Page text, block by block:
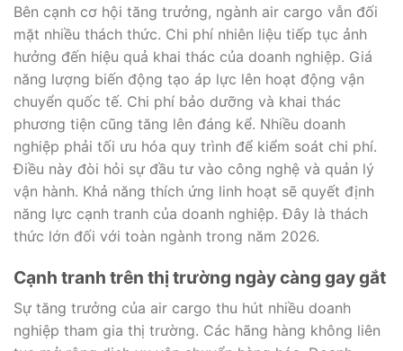
Bên cạnh cơ hội tăng trưởng, ngành air cargo vẫn đối
mặt nhiều thách thức. Chi phí nhiên liệu tiếp tục ảnh
hưởng đến hiệu quả khai thác của doanh nghiệp. Giá
năng lượng biến động tạo áp lực lên hoạt động vận
chuyển quốc tế. Chi phí bảo dưỡng và khai thác
phương tiện cũng tăng lên đáng kể. Nhiều doanh
nghiệp phải tối ưu hóa quy trình để kiểm soát chi phí.
Điều này đòi hỏi sự đầu tư vào công nghệ và quản lý
vận hành. Khả năng thích ứng linh hoạt sẽ quyết định
năng lực cạnh tranh của doanh nghiệp. Đây là thách
thức lớn đối với toàn ngành trong năm 2026.
Cạnh tranh trên thị trường ngày càng gay gắt
Sự tăng trưởng của air cargo thu hút nhiều doanh
nghiệp tham gia thị trường. Các hãng hàng không liên